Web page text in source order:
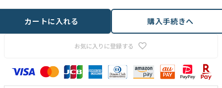
お気に入りに登録する
カートに入れる 購入手続きへ